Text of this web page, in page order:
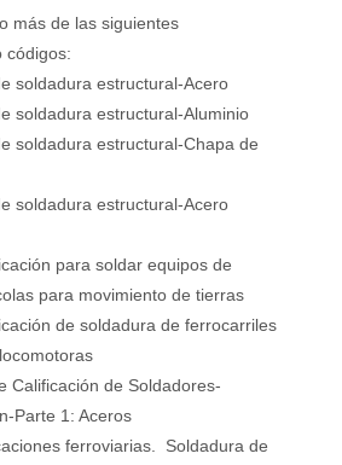
más de las siguientes
códigos:
soldadura estructural-Acero
soldadura estructural-Aluminio
soldadura estructural-Chapa de
soldadura estructural-Acero
para soldar equipos de
para movimiento de tierras
de soldadura de ferrocarriles
Calificación de Soldadores-
Parte 1: Aceros
ferroviarias. Soldadura de